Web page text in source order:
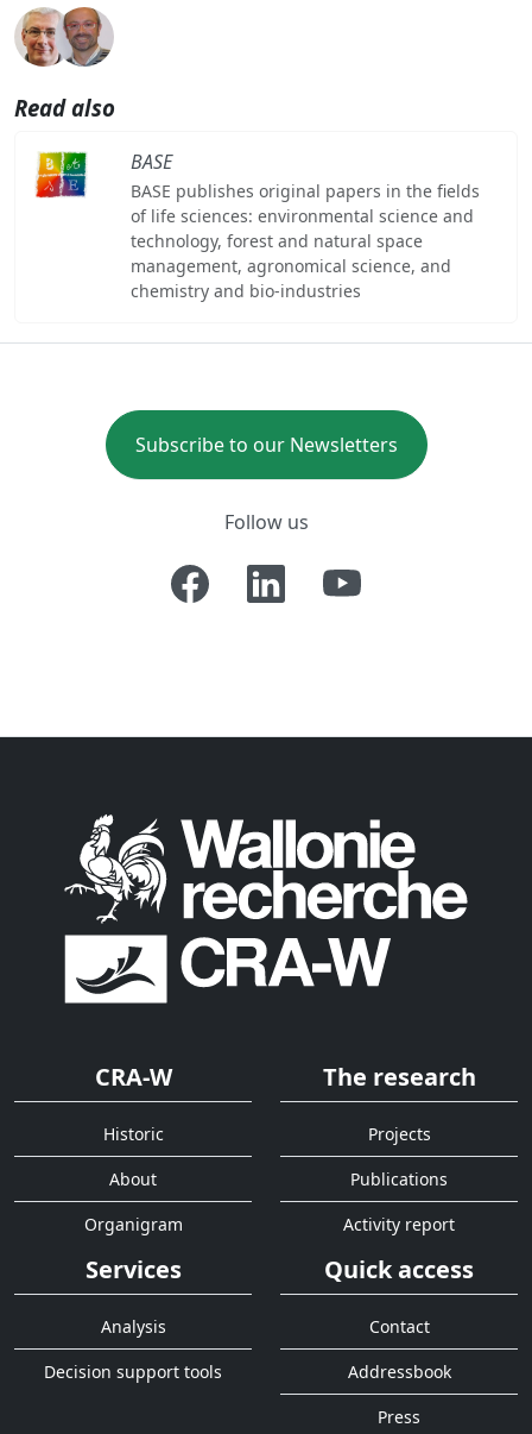
Read also
BASE
BASE publishes original papers in the fields
of life sciences: environmental science and
technology, forest and natural space
management, agronomical science, and
chemistry and bio-industries
Subscribe to our Newsletters
Follow us
CRA-W
Historic
About
Organigram
The research
Projects
Publications
Activity report
Services
Analysis
Decision support tools
Quick access
Contact
Addressbook
Press